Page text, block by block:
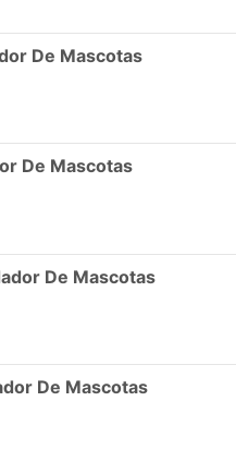
De Mascotas
De Mascotas
De Mascotas
De Mascotas